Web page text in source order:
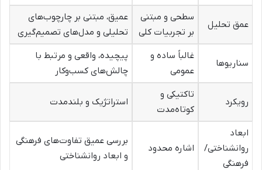
عمق تحلیل
سطحی و مبتنی
بر تجربیات کلی
عمیق، مبتنی بر چارچوب‌های
تحلیلی و مدل‌های تصمیم‌گیری
سناریوها
غالباً ساده و
عمومی
پیچیده، واقعی و مرتبط با
چالش‌های کسب‌وکار
رویکرد
تاکتیکی و
کوتاه‌مدت
استراتژیک و بلندمدت
ابعاد
روانشناختی/
فرهنگی
اشاره محدود
بررسی عمیق تفاوت‌های فرهنگی
و ابعاد روانشناختی